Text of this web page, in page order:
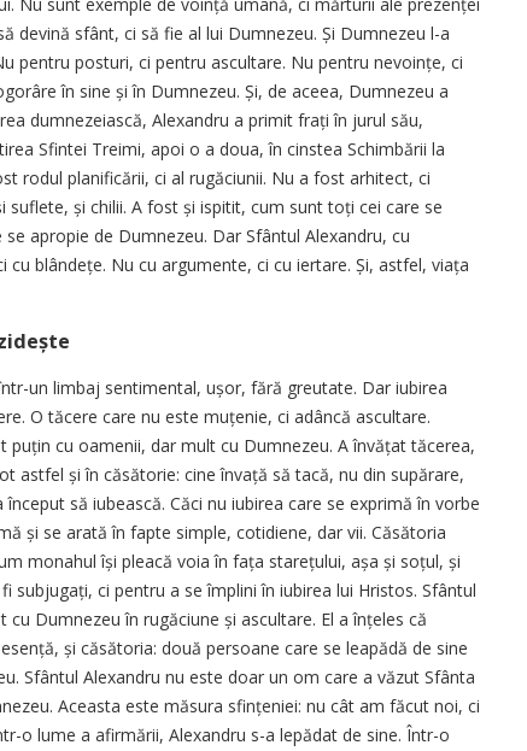
devină sfânt, ci să fie al lui Dumnezeu. Și Dumnezeu l-a
pentru posturi, ci pentru ascultare. Nu pentru nevoințe, ci
în sine și în Dumnezeu. Și, de aceea, Dumnezeu a
dumnezeiască, Alexandru a primit frați în jurul său,
Sfintei Treimi, apoi o a doua, în cinstea Schimbării la
rodul planificării, ci al rugăciunii. Nu a fost arhitect, ci
și chilii. A fost și ispitit, cum sunt toți cei care se
apropie de Dumnezeu. Dar Sfântul Alexandru, cu
blândețe. Nu cu argumente, ci cu iertare. Și, astfel, viața
un limbaj sentimental, ușor, fără greutate. Dar iubirea
O tăcere care nu este muțenie, ci adâncă ascultare.
puțin cu oamenii, dar mult cu Dumnezeu. A învățat tăcerea,
astfel și în căsătorie: cine învață să tacă, nu din supărare,
să iubească. Căci nu iubirea care se exprimă în vorbe
și se arată în fapte simple, cotidiene, dar vii. Căsătoria
monahul își pleacă voia în fața starețului, așa și soțul, și
subjugați, ci pentru a se împlini în iubirea lui Hristos. Sfântul
Dumnezeu în rugăciune și ascultare. El a înțeles că
și căsătoria: două persoane care se leapădă de sine
Sfântul Alexandru nu este doar un om care a văzut Sfânta
Aceasta este măsura sfințeniei: nu cât am făcut noi, ci
o lume a afirmării, Alexandru s-a lepădat de sine. Într-o